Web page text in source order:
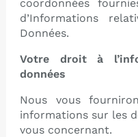
coordonnées
d’Informations
Données.
Votre droit à
données
Nous vous
informations sur les
vous concernant.